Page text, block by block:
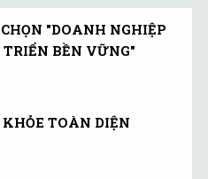
"DOANH NGHIỆP
TRIỂN BỀN VỮNG"
KHỎE TOÀN DIỆN